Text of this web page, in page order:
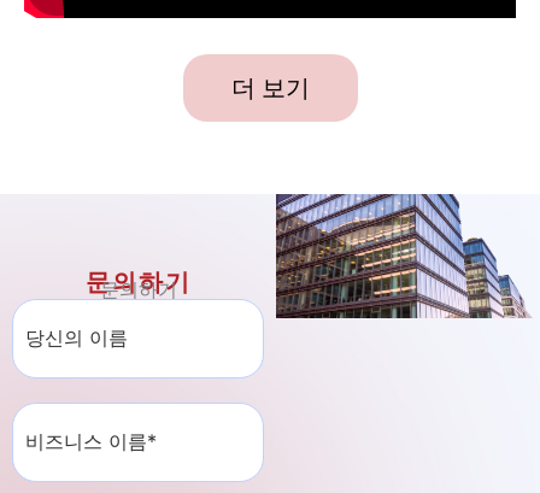
더 보기
문의하기
문의하기
문
의
하
기